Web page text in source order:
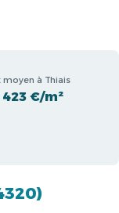
moyen à Thiais
423 €/m²